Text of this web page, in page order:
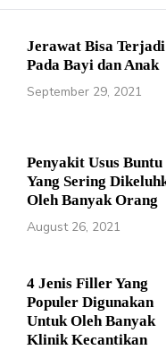
Jerawat Bisa Terjadi
Pada Bayi dan Anak
September 29, 2021
Penyakit Usus Buntu
Yang Sering
Oleh Banyak Orang
August 26, 2021
4 Jenis Filler Yang
Populer Digunakan
Untuk Oleh Banyak
Klinik Kecantikan